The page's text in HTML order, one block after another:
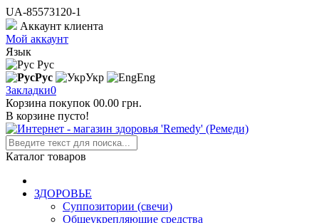
UA-85573120-1
Аккаунт клиента
Мой аккаунт
Язык
Рус
Рус
Укр
Eng
Закладки0
Корзина покупок 00.00 грн.
В корзине пусто!
Каталог товаров
ЗДОРОВЬЕ
Суппозитории (свечи)
Общеукрепляющие средства